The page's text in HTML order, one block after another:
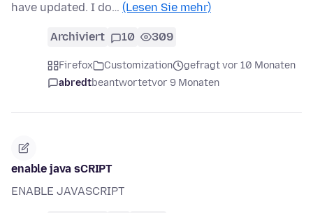
have updated. I do… (Lesen Sie mehr)
Archiviert 10 309
Firefox Customization
gefragt vor 10 Monaten
abredtbeantwortetvor 9 Monaten
enable java sCRIPT
ENABLE JAVASCRIPT